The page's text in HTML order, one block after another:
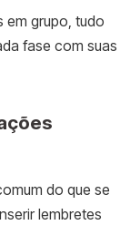
em grupo, tudo
fase com suas
do que se
lembretes